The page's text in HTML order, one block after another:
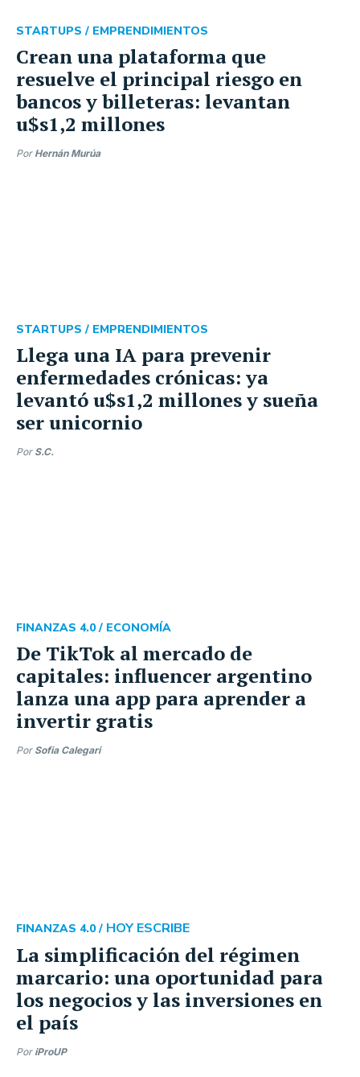
Crean una plataforma que
resuelve el principal riesgo en
bancos y billeteras: levantan
u$s1,2 millones
STARTUPS / EMPRENDIMIENTOS
Por Hernán Murúa
Llega una IA para prevenir
enfermedades crónicas: ya
levantó u$s1,2 millones y sueña
ser unicornio
STARTUPS / EMPRENDIMIENTOS
Por S.C.
De TikTok al mercado de
capitales: influencer argentino
lanza una app para aprender a
invertir gratis
FINANZAS 4.0 / ECONOMÍA
Por Sofia Calegari
La simplificación del régimen
marcario: una oportunidad para
los negocios y las inversiones en
el país
FINANZAS 4.0 / HOY ESCRIBE
Por iProUP